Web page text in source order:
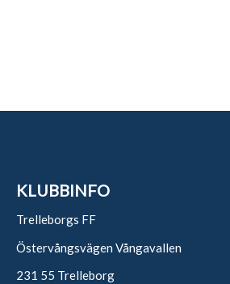
KLUBBINFO
Trelleborgs FF
Östervångsvägen Vångavallen
231 55 Trelleborg